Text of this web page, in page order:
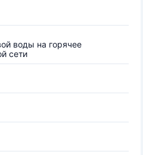
воды на горячее
сети